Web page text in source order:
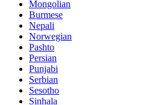
Mongolian
Burmese
Nepali
Norwegian
Pashto
Persian
Punjabi
Serbian
Sesotho
Sinhala